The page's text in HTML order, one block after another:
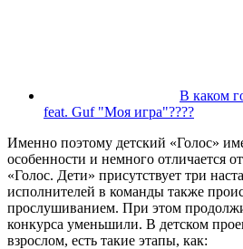
В каком
feat. Guf "Моя игра"????
Именно поэтому детский «Голос»
особенности и немного отличается
«Голос. Дети» присутствует три
исполнителей в команды также
прослушиванием. При этом
конкурса уменьшили. В детском
взрослом, есть такие этапы, как: